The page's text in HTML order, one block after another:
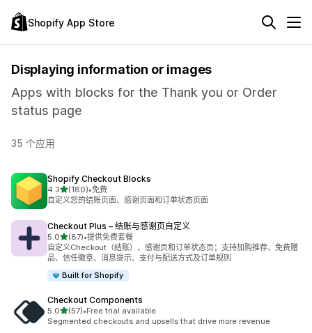
Shopify App Store
Displaying information or images
Apps with blocks for the Thank you or Order
status page
35 个应用
Shopify Checkout Blocks
4.3星（满分 5 星）
(180)
总共 180 条评论
•免费
自定义您的结账页面、感谢页面和订单状态页面
Checkout Plus – 结账与感谢页自定义
5.0星（满分 5 星）
(87)
总共 87 条评论
•提供免费套餐
自定义Checkout（结账）、感谢页和订单状态页；支持加购推荐、免费赠
品、信任徽章、消息提示、支付与配送方式及订单规则
Built for Shopify
Checkout Components
5.0星（满分 5 星）
(57)
总共 57 条评论
•Free trial available
Segmented checkouts and upsells that drive more revenue